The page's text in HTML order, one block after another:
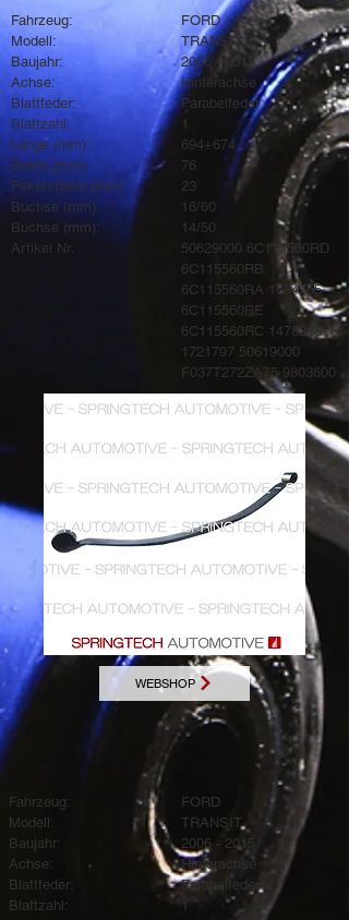
Fahrzeug:
Modell:
Baujahr:
Achse:
Blattfeder:
Blattzahl:
Länge (mm):
Breite (mm):
Paketstärke (mm):
Buchse (mm):
Buchse (mm):
Artikel Nr:
FORD
TRANSIT
2006 - 2015
Hinterachse
Parabelfeder
1
694+674
76
23
16/60
14/50
50629000 6C115560RD
6C115560RB
6C115560RA 1684755
6C115560RE
6C115560RC 1478218
1721797 50619000
F037T272ZA75 9803600
WEBSHOP
Fahrzeug:
Modell:
Baujahr:
Achse:
Blattfeder:
Blattzahl:
FORD
TRANSIT
2006 - 2015
Hinterachse
Parabelfeder
1